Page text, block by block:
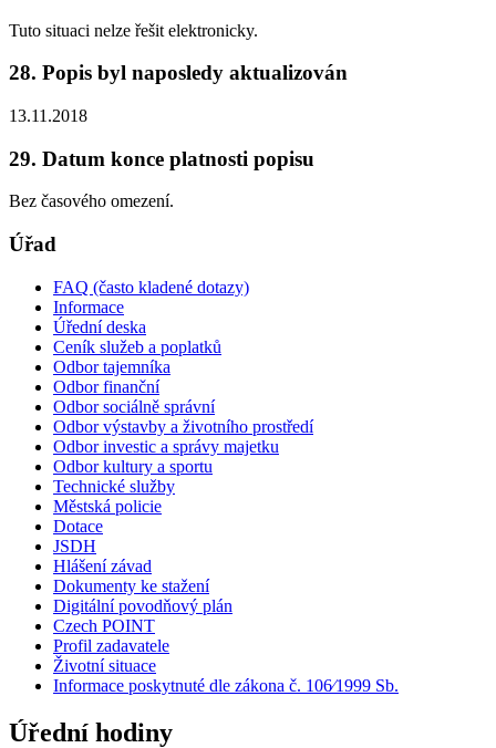
Tuto situaci nelze řešit elektronicky.
28. Popis byl naposledy aktualizován
13.11.2018
29. Datum konce platnosti popisu
Bez časového omezení.
Úřad
FAQ (často kladené dotazy)
Informace
Úřední deska
Ceník služeb a poplatků
Odbor tajemníka
Odbor finanční
Odbor sociálně správní
Odbor výstavby a životního prostředí
Odbor investic a správy majetku
Odbor kultury a sportu
Technické služby
Městská policie
Dotace
JSDH
Hlášení závad
Dokumenty ke stažení
Digitální povodňový plán
Czech POINT
Profil zadavatele
Životní situace
Informace poskytnuté dle zákona č. 106⁄1999 Sb.
Úřední hodiny